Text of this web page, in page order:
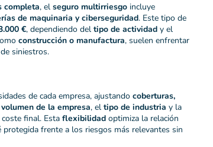
completa, el seguro multirriesgo incluye
de maquinaria y ciberseguridad. Este tipo de
€, dependiendo del tipo de actividad y el
construcción o manufactura, suelen enfrentar
siniestros.
de cada empresa, ajustando coberturas,
de la empresa, el tipo de industria y la
final. Esta flexibilidad optimiza la relación
protegida frente a los riesgos más relevantes sin